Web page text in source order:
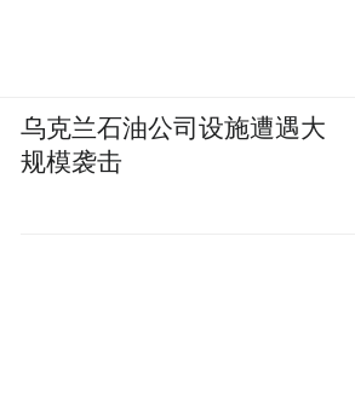
乌克兰石油公司设施遭遇大
规模袭击